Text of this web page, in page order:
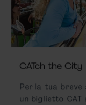
CATch the City
Per la tua breve
un biglietto